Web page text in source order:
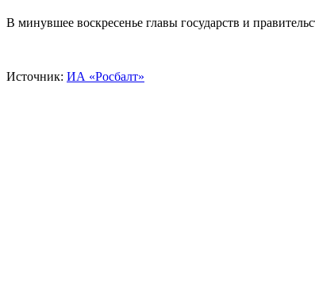
В минувшее воскресенье главы государств и
Источник: ИА «Росбалт»